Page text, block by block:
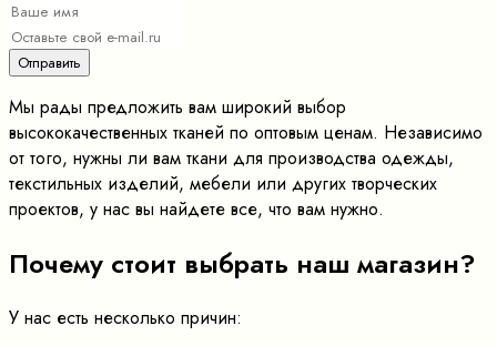
Мы рады предложить вам широкий выбор
высококачественных тканей по оптовым ценам. Независимо
от того, нужны ли вам ткани для производства одежды,
текстильных изделий, мебели или других творческих
проектов, у нас вы найдете все, что вам нужно.
Почему стоит выбрать наш магазин?
У нас есть несколько причин: